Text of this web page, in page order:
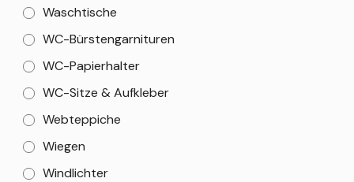
Waschtische
WC-Bürstengarnituren
WC-Papierhalter
WC-Sitze & Aufkleber
Webteppiche
Wiegen
Windlichter